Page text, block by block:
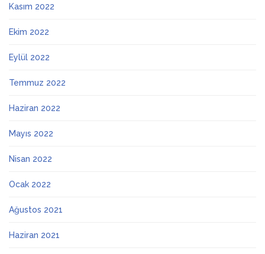
Kasım 2022
Ekim 2022
Eylül 2022
Temmuz 2022
Haziran 2022
Mayıs 2022
Nisan 2022
Ocak 2022
Ağustos 2021
Haziran 2021